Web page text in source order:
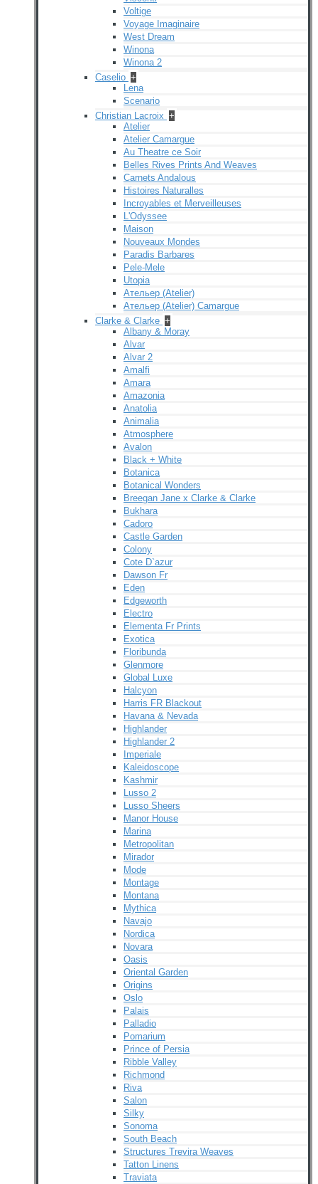
Voltige
Voyage Imaginaire
West Dream
Winona
Winona 2
Caselio +
Lena
Scenario
Christian Lacroix +
Atelier
Atelier Camargue
Au Theatre ce Soir
Belles Rives Prints And Weaves
Carnets Andalous
Histoires Naturalles
Incroyables et Merveilleuses
L'Odyssee
Maison
Nouveaux Mondes
Paradis Barbares
Pele-Mele
Utopia
Ательер (Atelier)
Ательер (Atelier) Camargue
Clarke & Clarke +
Albany & Moray
Alvar
Alvar 2
Amalfi
Amara
Amazonia
Anatolia
Animalia
Atmosphere
Avalon
Black + White
Botanica
Botanical Wonders
Breegan Jane x Clarke & Clarke
Bukhara
Cadoro
Castle Garden
Colony
Cote D`azur
Dawson Fr
Eden
Edgeworth
Electro
Elementa Fr Prints
Exotica
Floribunda
Glenmore
Global Luxe
Halcyon
Harris FR Blackout
Havana & Nevada
Highlander
Highlander 2
Imperiale
Kaleidoscope
Kashmir
Lusso 2
Lusso Sheers
Manor House
Marina
Metropolitan
Mirador
Mode
Montage
Montana
Mythica
Navajo
Nordica
Novara
Oasis
Oriental Garden
Origins
Oslo
Palais
Palladio
Pomarium
Prince of Persia
Ribble Valley
Richmond
Riva
Salon
Silky
Sonoma
South Beach
Structures Trevira Weaves
Tatton Linens
Traviata